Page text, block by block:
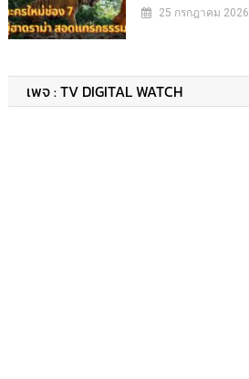
25 กรกฎาคม 2026
เพจ : TV DIGITAL WATCH